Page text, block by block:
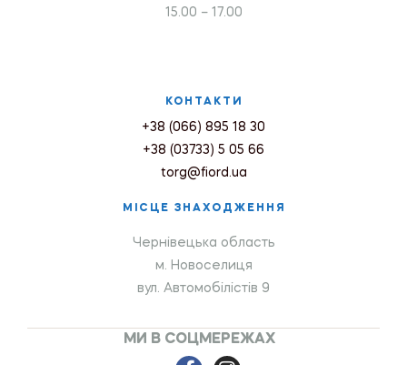
15.00 – 17.00
КОНТАКТИ
+38 (066) 895 18 30
+38 (03733) 5 05 66
torg@fiord.ua
МІСЦЕ ЗНАХОДЖЕННЯ
Чернівецька область
м. Новоселиця
вул. Автомобілістів 9
МИ В СОЦМЕРЕЖАХ